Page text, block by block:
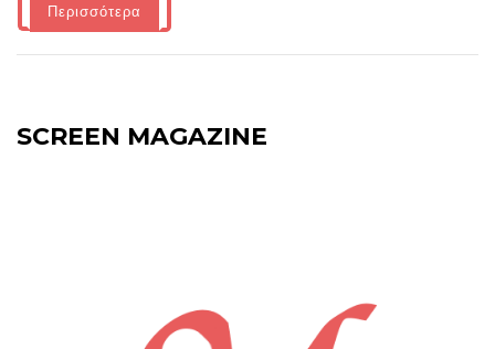
Περισσότερα
SCREEN MAGAZINE